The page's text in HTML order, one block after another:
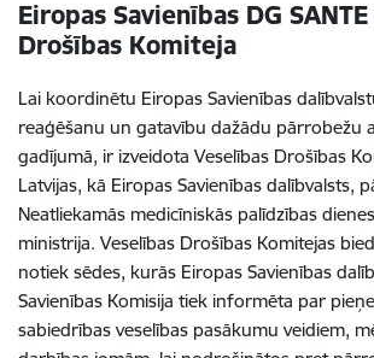
Eiropas Savienības DG
Drošības Komiteja
Lai koordinētu Eiropas Savienības
reaģēšanu un gatavību dažādu pārrobežu
gadījumā, ir izveidota Veselības Drošības
Latvijas, kā Eiropas Savienības dalībvalsts,
Neatliekamās medicīniskās palīdzības
ministrija. Veselības Drošības Komitejas
notiek sēdes, kurās Eiropas Savienības
Savienības Komisija tiek informēta par
sabiedrības veselības pasākumu veidiem,